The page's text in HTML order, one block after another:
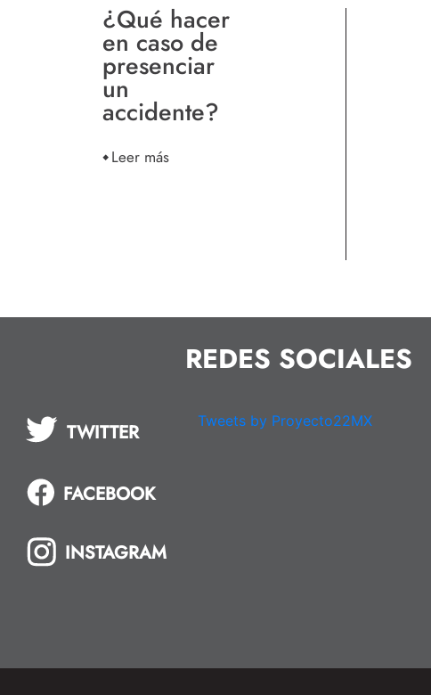
¿Qué hacer
en caso de
presenciar
un
accidente?
Leer más
REDES SOCIALES
TWITTER
FACEBOOK
INSTAGRAM
Tweets by Proyecto22MX